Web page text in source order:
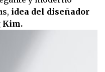
idea del diseñador
Kim.